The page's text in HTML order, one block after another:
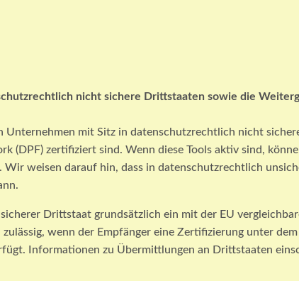
nicht sichere Drittstaaten sowie die
Unternehmen mit Sitz in datenschutzrechtlich nicht
(DPF) zertifiziert sind. Wenn diese Tools aktiv sind,
weisen darauf hin, dass in datenschutzrechtlich
Drittstaat grundsätzlich ein mit der EU
wenn der Empfänger eine Zertifizierung unter
Informationen zu Übermittlungen an Drittstaaten